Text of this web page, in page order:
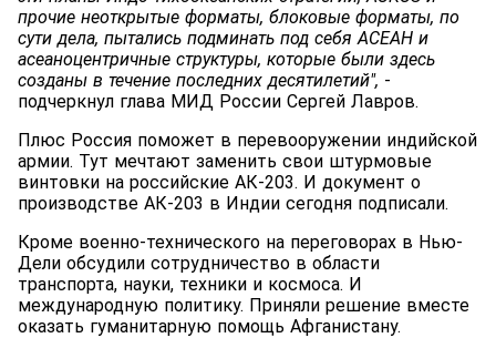
прочие неоткрытые форматы, блоковые форматы, по
сути дела, пытались подминать под себя АСЕАН и
асеаноцентричные структуры, которые были здесь
созданы в течение последних десятилетий", -
подчеркнул глава МИД России Сергей Лавров.
Плюс Россия поможет в перевооружении индийской
армии. Тут мечтают заменить свои штурмовые
винтовки на российские АК-203. И документ о
производстве АК-203 в Индии сегодня подписали.
Кроме военно-технического на переговорах в Нью-
Дели обсудили сотрудничество в области
транспорта, науки, техники и космоса. И
международную политику. Приняли решение вместе
оказать гуманитарную помощь Афганистану.